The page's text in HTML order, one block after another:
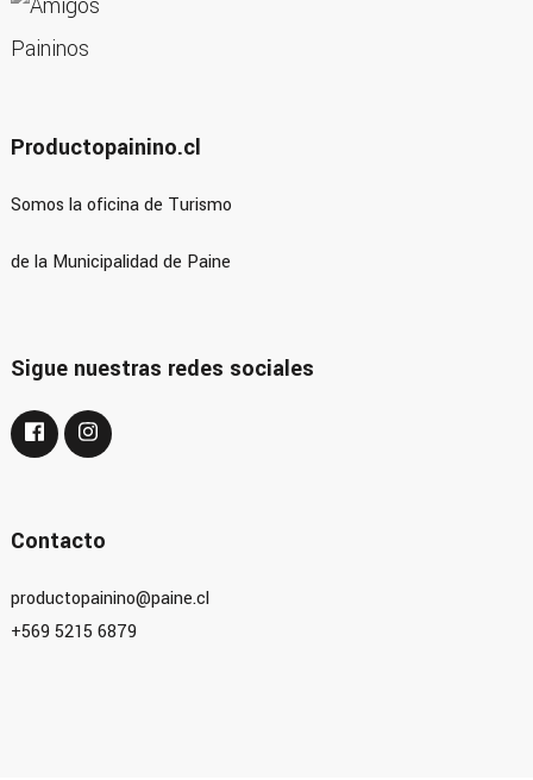
Productopainino.cl
Somos la oficina de Turismo
de la Municipalidad de Paine
Sigue nuestras redes sociales
Contacto
productopainino@paine.cl
+569 5215 6879